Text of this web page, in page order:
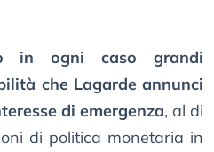
in ogni caso grandi
che Lagarde annunci
di emergenza, al di
di politica monetaria in